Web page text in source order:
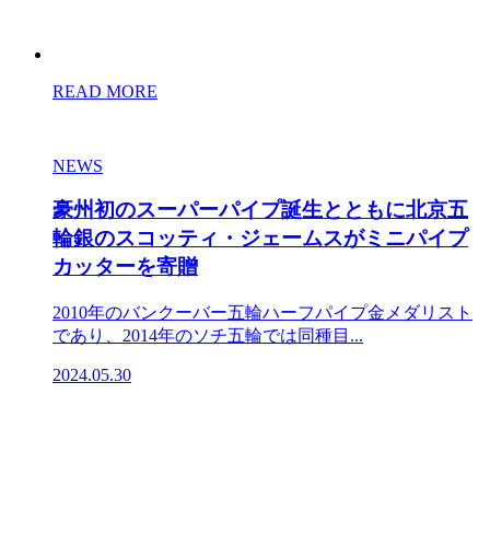
READ MORE
NEWS
豪州初のスーパーパイプ誕生とともに北京五
輪銀のスコッティ・ジェームスがミニパイプ
カッターを寄贈
2010年のバンクーバー五輪ハーフパイプ金メダリスト
であり、2014年のソチ五輪では同種目...
2024.05.30